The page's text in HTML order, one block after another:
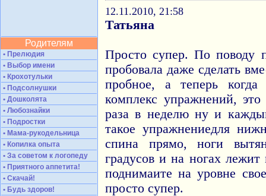
Родителям
• Прелюдия
• Выбор имени
• Крохотульки
• Подсолнушки
• Дошколята
• Любознайки
• Подростки
• Мама-рукодельница
• Копилка опыта
• За советом к логопеду
• Приятного аппетита!
• Скачай!
• Будь здоров!
12.11.2010, 21:58
Татьяна
Просто супер. По поводу
пробовала даже сделать
пробное, а теперь когда
комплекс упражнений,
раза в неделю ну и
такое упражнениедля
спина прямо, ноги
градусов и на ногах
поднимаите на уровне
просто супер.